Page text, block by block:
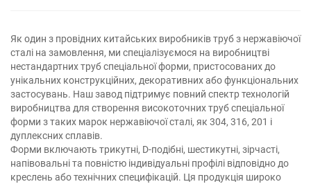
Як один з провідних китайських виробників труб з нержавіючої
сталі на замовлення, ми спеціалізуємося на виробництві
нестандартних труб спеціальної форми, пристосованих до
унікальних конструкційних, декоративних або функціональних
застосувань. Наш завод підтримує повний спектр технологій
виробництва для створення високоточних труб спеціальної
форми з таких марок нержавіючої сталі, як 304, 316, 201 і
дуплексних сплавів.
Форми включають трикутні, D-подібні, шестикутні, зірчасті,
напівовальні та повністю індивідуальні профілі відповідно до
креслень або технічних специфікацій. Ця продукція широко